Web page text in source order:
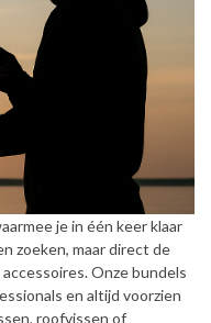
je in één keer klaar
zoeken, maar direct de
Onze bundels
en altijd voorzien
roofvissen of